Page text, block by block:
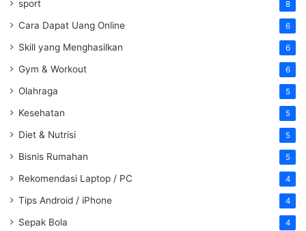
sport 8
Cara Dapat Uang Online 6
Skill yang Menghasilkan 6
Gym & Workout 6
Olahraga 5
Kesehatan 5
Diet & Nutrisi 5
Bisnis Rumahan 5
Rekomendasi Laptop / PC 4
Tips Android / iPhone 4
Sepak Bola 4